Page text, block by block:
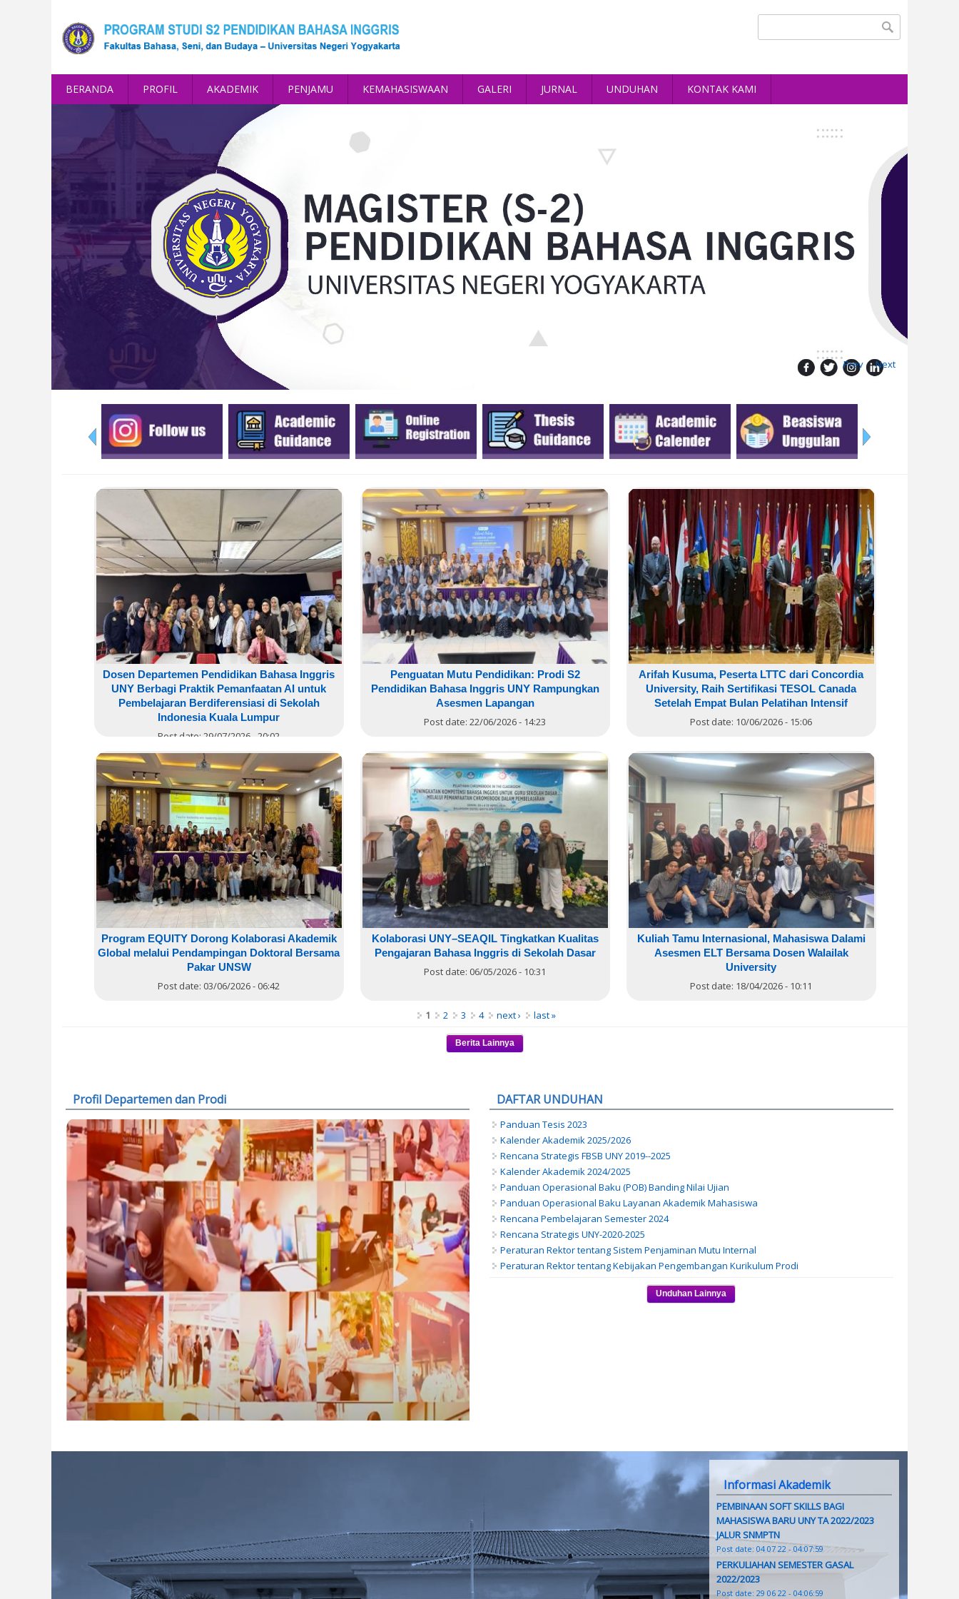
Search form
BERANDA PROFIL AKADEMIK PENJAMU KEMAHASISWAAN GALERI JURNAL UNDUHAN KONTAK KAMI
Prev Next
Dosen Departemen Pendidikan Bahasa Inggris
UNY Berbagi Praktik Pemanfaatan AI untuk
Pembelajaran Berdiferensiasi di Sekolah
Indonesia Kuala Lumpur
Post date: 29/07/2026 - 20:02
Penguatan Mutu Pendidikan: Prodi S2
Pendidikan Bahasa Inggris UNY Rampungkan
Asesmen Lapangan
Post date: 22/06/2026 - 14:23
Arifah Kusuma, Peserta LTTC dari Concordia
University, Raih Sertifikasi TESOL Canada
Setelah Empat Bulan Pelatihan Intensif
Post date: 10/06/2026 - 15:06
Program EQUITY Dorong Kolaborasi Akademik
Global melalui Pendampingan Doktoral Bersama
Pakar UNSW
Post date: 03/06/2026 - 06:42
Kolaborasi UNY–SEAQIL Tingkatkan Kualitas
Pengajaran Bahasa Inggris di Sekolah Dasar
Post date: 06/05/2026 - 10:31
Kuliah Tamu Internasional, Mahasiswa Dalami
Asesmen ELT Bersama Dosen Walailak
University
Post date: 18/04/2026 - 10:11
1 2 3 4 next › last »
Profil Departemen dan Prodi DAFTAR UNDUHAN
Panduan Tesis 2023
Kalender Akademik 2025/2026
Rencana Strategis FBSB UNY 2019--2025
Kalender Akademik 2024/2025
Panduan Operasional Baku (POB) Banding Nilai Ujian
Panduan Operasional Baku Layanan Akademik Mahasiswa
Rencana Pembelajaran Semester 2024
Rencana Strategis UNY-2020-2025
Peraturan Rektor tentang Sistem Penjaminan Mutu Internal
Peraturan Rektor tentang Kebijakan Pengembangan Kurikulum Prodi
Informasi Akademik
PEMBINAAN SOFT SKILLS BAGI
MAHASISWA BARU UNY TA 2022/2023
JALUR SNMPTN
Post date: 04 07 22 - 04:07:59
PERKULIAHAN SEMESTER GASAL
2022/2023
Post date: 29 06 22 - 04:06:59